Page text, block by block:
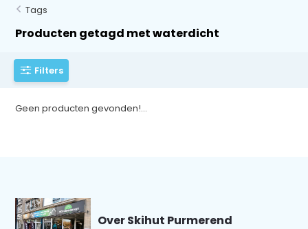
Tags
Producten getagd met waterdicht
Filters
Geen producten gevonden!...
Over Skihut Purmerend